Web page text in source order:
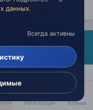
году - 30
Регистрация Больше
данных.
Всегда активны